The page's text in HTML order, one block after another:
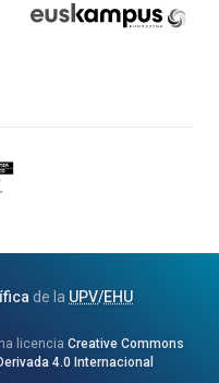
de la UPV/EHU
licencia Creative Commons
4.0 Internacional